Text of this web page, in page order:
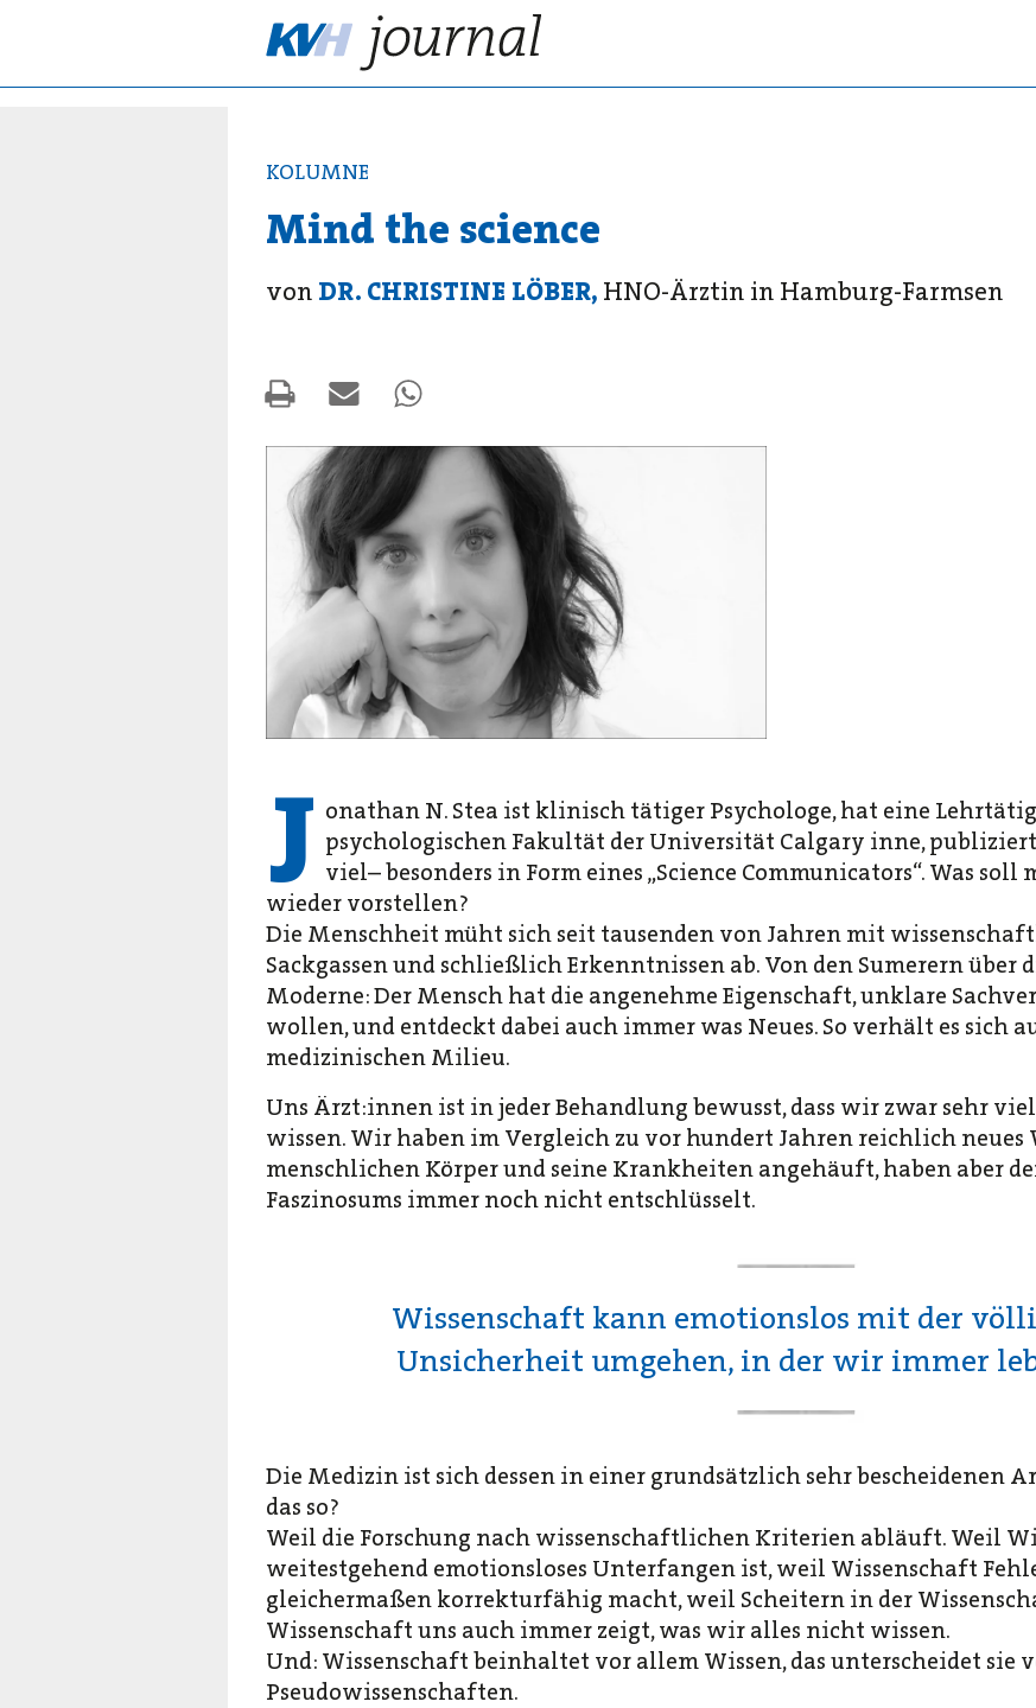
Mind the science
KOLUMNE
von DR. CHRISTINE LÖBER, HNO-Ärztin in Hamburg-Farmsen
J onathan N. Stea ist klinisch tätiger Psychologe, hat eine
psychologischen Fakultät der Universität Calgary inne,
viel– besonders in Form eines „Science Communicators“. Was
wieder vorstellen?
Die Menschheit müht sich seit tausenden von Jahren mit
Sackgassen und schließlich Erkenntnissen ab. Von den Sumerern über
Moderne: Der Mensch hat die angenehme Eigenschaft, unklare
wollen, und entdeckt dabei auch immer was Neues. So verhält es sich
medizinischen Milieu.
Uns Ärzt:innen ist in jeder Behandlung bewusst, dass wir zwar sehr
wissen. Wir haben im Vergleich zu vor hundert Jahren reichlich neues
menschlichen Körper und seine Krankheiten angehäuft, haben aber
Faszinosums immer noch nicht entschlüsselt.
Wissenschaft kann emotionslos mit der
Unsicherheit umgehen, in der wir immer
Die Medizin ist sich dessen in einer grundsätzlich sehr bescheidenen
das so?
Weil die Forschung nach wissenschaftlichen Kriterien abläuft. Weil
weitestgehend emotionsloses Unterfangen ist, weil Wissenschaft
gleichermaßen korrekturfähig macht, weil Scheitern in der
Wissenschaft uns auch immer zeigt, was wir alles nicht wissen.
Und: Wissenschaft beinhaltet vor allem Wissen, das unterscheidet sie
Pseudowissenschaften.